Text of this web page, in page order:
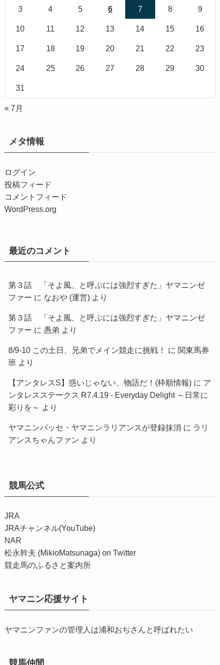
3 4 5 6 7 8 9
10 11 12 13 14 15 16
17 18 19 20 21 22 23
24 25 26 27 28 29 30
31
« 7月
メタ情報
ログイン
投稿フィード
コメントフィード
WordPress.org
最近のコメント
第３話 「そよ風、と呼ぶには強烈すぎた」ヤマニンゼ
ファー に なおや (運営)より
第３話 「そよ風、と呼ぶには強烈すぎた」ヤマニンゼ
ファー に 愚弟 より
8/9-10 この土日、兄弟でメイン競走に挑戦！ に 関東馬券
班 より
【アンタレスS】惑いじゃない、物語だ！(枠順情報)に ア
ンタレスステークス R7.4.19 - Everyday Delight ～日常に
彩りを～ より
ヤマニンパッセ・ヤマニンラリアンスが登録抹消 に ラリ
アンスちゃんファン より
競馬公式
JRA
JRAチャンネル(YouTube)
NAR
松永幹夫 (MikioMatsunaga) on Twitter
競走馬のふるさと案内所
ヤマニン応援サイト
ヤマニンファンの管理人は浦和おぢさんと呼ばれたい
競馬仲間